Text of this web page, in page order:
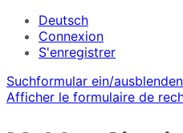
Deutsch
Connexion
S'enregistrer
Suchformular ein/ausblenden
Afficher le formulaire de